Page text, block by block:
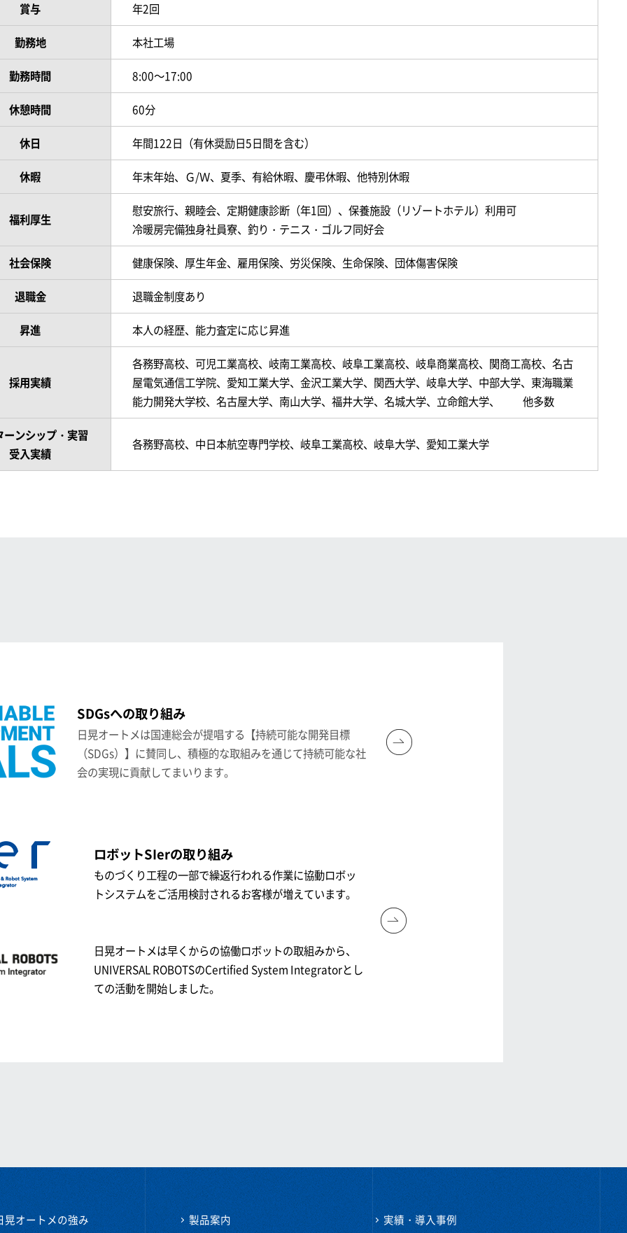
賞与 年2回
勤務地 本社工場
勤務時間 8:00～17:00
休憩時間 60分
休日 年間122日（有休奨励日5日間を含む）
休暇 年末年始、Ｇ/Ｗ、夏季、有給休暇、慶弔休暇、他特別休暇
福利厚生
慰安旅行、親睦会、定期健康診断（年1回）、保養施設（リゾートホテル）利用可
冷暖房完備独身社員寮、釣り・テニス・ゴルフ同好会
社会保険 健康保険、厚生年金、雇用保険、労災保険、生命保険、団体傷害保険
退職金 退職金制度あり
昇進 本人の経歴、能力査定に応じ昇進
採用実績
各務野高校、可児工業高校、岐南工業高校、岐阜工業高校、岐阜商業高校、関商工高校、名古
屋電気通信工学院、愛知工業大学、金沢工業大学、関西大学、岐阜大学、中部大学、東海職業
能力開発大学校、名古屋大学、南山大学、福井大学、名城大学、立命館大学、 他多数
ーンシップ・実習
受入実績
各務野高校、中日本航空専門学校、岐阜工業高校、岐阜大学、愛知工業大学
SDGsへの取り組み
日晃オートメは国連総会が提唱する【持続可能な開発目標
（SDGs）】に賛同し、積極的な取組みを通じて持続可能な社
会の実現に貢献してまいります。
ロボットSIerの取り組み
ものづくり工程の一部で繰返行われる作業に協動ロボッ
トシステムをご活用検討されるお客様が増えています。
日晃オートメは早くからの協働ロボットの取組みから、
UNIVERSAL ROBOTSのCertified System Integratorとし
ての活動を開始しました。
晃オートメの強み 製品案内
実績・導入事例